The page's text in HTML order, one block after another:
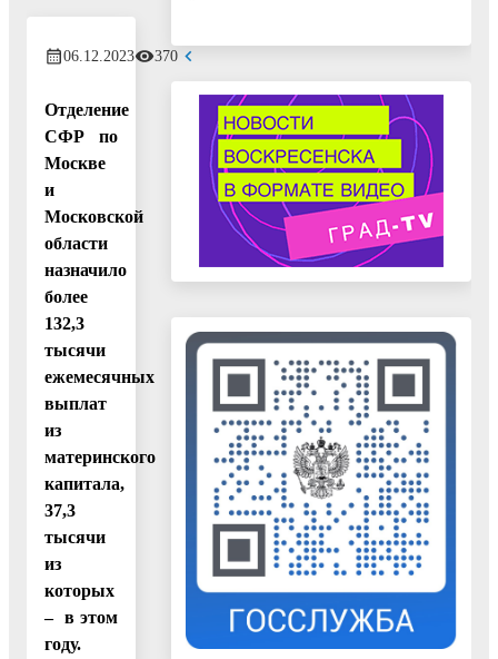
06.12.2023 370
Отделение
СФР по
Москве
и
Московской
области
назначило
более
132,3
тысячи
ежемесячных
выплат
из
материнского
капитала,
37,3
тысячи
из
которых
– в этом
году.